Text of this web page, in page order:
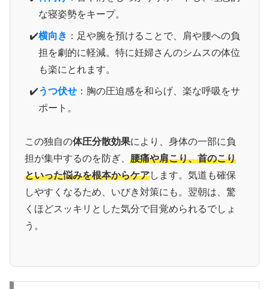
な寝姿勢をキープ。
横向き ：足や腕を預けることで、肩や腰への負
担を劇的に軽減。特に妊婦さんのシムスの体位
も楽にとれます。
うつ伏せ ：胸の圧迫感を和らげ、楽な呼吸をサ
ポート。
この独自の体圧分散効果により、身体の一部に負
担が集中するのを防ぎ、 腰痛や肩こり、首のこり
といった悩みを根本からケアします。気道も確保
しやすくなるため、いびき対策にも。翌朝は、驚
くほどスッキリとした気分で目覚められるでしょ
う。